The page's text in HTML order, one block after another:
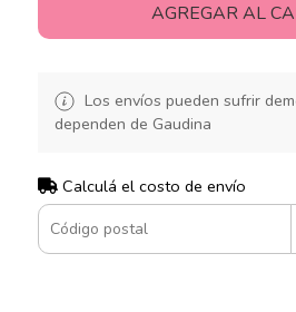
AGREGAR AL
Los envíos pueden sufrir
dependen de Gaudina
Calculá el costo de envío